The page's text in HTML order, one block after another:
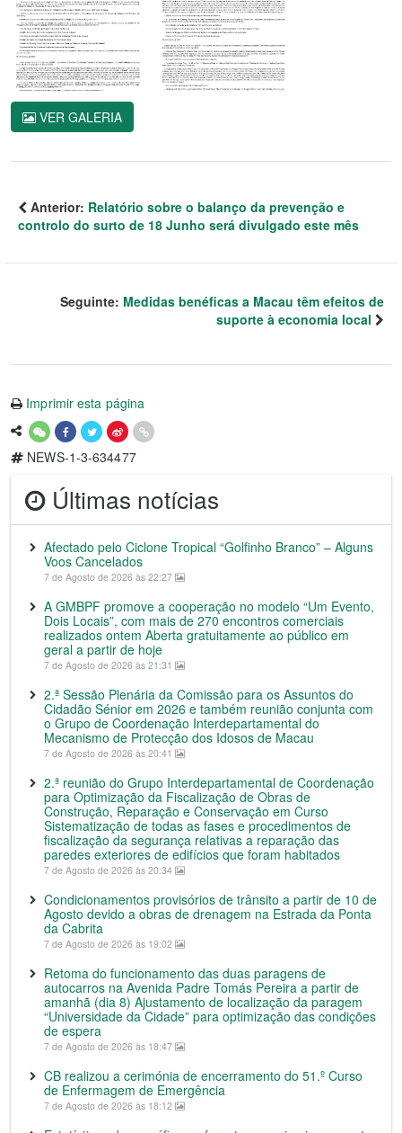
VER GALERIA
Anterior: ​​​​​​​Relatório sobre o balanço da prevenção e
controlo do surto de 18 Junho será divulgado este mês
Seguinte: Medidas benéficas a Macau têm efeitos de
suporte à economia local
Imprimir esta página
NEWS-1-3-634477
Últimas notícias
Afectado pelo Ciclone Tropical “Golfinho Branco” – Alguns
Voos Cancelados
7 de Agosto de 2026 às 22:27
A GMBPF promove a cooperação no modelo “Um Evento,
Dois Locais”, com mais de 270 encontros comerciais
realizados ontem Aberta gratuitamente ao público em
geral a partir de hoje
7 de Agosto de 2026 às 21:31
2.ª Sessão Plenária da Comissão para os Assuntos do
Cidadão Sénior em 2026 e também reunião conjunta com
o Grupo de Coordenação Interdepartamental do
Mecanismo de Protecção dos Idosos de Macau
7 de Agosto de 2026 às 20:41
2.ª reunião do Grupo Interdepartamental de Coordenação
para Optimização da Fiscalização de Obras de
Construção, Reparação e Conservação em Curso
Sistematização de todas as fases e procedimentos de
fiscalização da segurança relativas a reparação das
paredes exteriores de edifícios que foram habitados
7 de Agosto de 2026 às 20:34
Condicionamentos provisórios de trânsito a partir de 10 de
Agosto devido a obras de drenagem na Estrada da Ponta
da Cabrita
7 de Agosto de 2026 às 19:02
Retoma do funcionamento das duas paragens de
autocarros na Avenida Padre Tomás Pereira a partir de
amanhã (dia 8) Ajustamento de localização da paragem
“Universidade da Cidade” para optimização das condições
de espera
7 de Agosto de 2026 às 18:47
CB realizou a cerimónia de encerramento do 51.º Curso
de Enfermagem de Emergência
7 de Agosto de 2026 às 18:12